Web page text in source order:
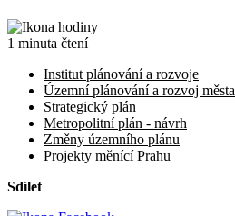
1 minuta čtení
Institut plánování a rozvoje
Územní plánování a rozvoj města
Strategický plán
Metropolitní plán - návrh
Změny územního plánu
Projekty měnící Prahu
Sdílet